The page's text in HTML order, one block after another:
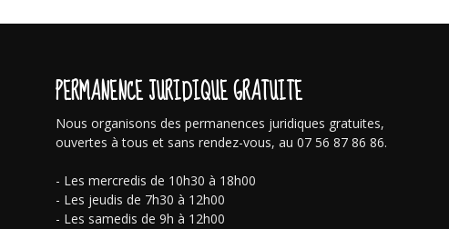
PERMANENCE JURIDIQUE GRATUITE
Nous organisons des permanences juridiques gratuites,
ouvertes à tous et sans rendez-vous, au 07 56 87 86 86.
- Les mercredis de 10h30 à 18h00
- Les jeudis de 7h30 à 12h00
- Les samedis de 9h à 12h00